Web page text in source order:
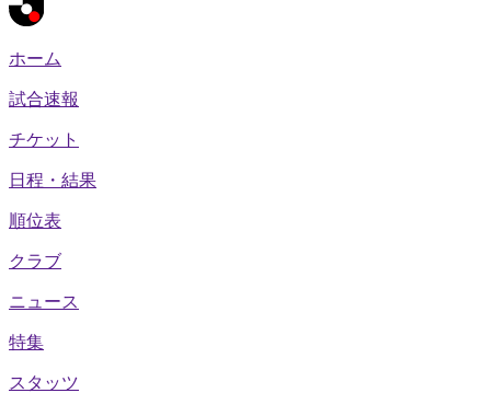
ホーム
試合速報
チケット
日程・結果
順位表
クラブ
ニュース
特集
スタッツ